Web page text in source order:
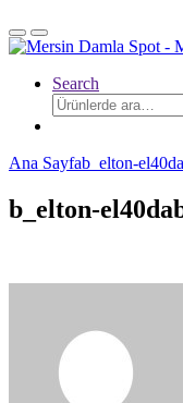
Search
Ara:
Ana Sayfab_elton-
b_elton-